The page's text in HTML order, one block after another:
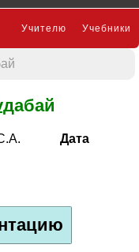
Учебники
Учителю
Дата